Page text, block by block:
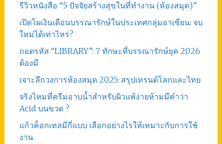
รีวิวหนังสือ “5 ปัจจัยสร้างสุขในที่ทำงาน (ห้องสมุด)”
เปิดโผเงินเดือนบรรณารักษ์ในประเทศกลุ่มอาเซียน: จบ
ใหม่ได้เท่าไหร่?
ถอดรหัส “LIBRARY”: 7 ทักษะที่บรรณารักษ์ยุค 2026
ต้องมี
เจาะลึกวงการห้องสมุด 2025: สรุปเทรนด์โลกและไทย
จริงไหมที่ครีมอาบน้ำสำหรับผิวแพ้ง่ายห้ามมีคำว่า
Acid บนขวด ?
แก้วค็อกเทลมีกี่แบบ เลือกอย่างไรให้เหมาะกับการใช้
งาน